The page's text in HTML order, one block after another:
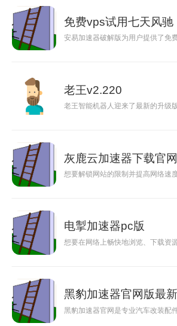
免费vps试用七天风驰
安易加速器破解版为用户提供了免
老王v2.220
老王智能机器人迎来了最新的升级
灰鹿云加速器下载官网
想要解锁网站的限制并提高网络速
电掣加速器pc版
想要在网络上畅快地浏览、下载资
黑豹加速器官网版最
黑豹加速器官网是专业汽车改装配